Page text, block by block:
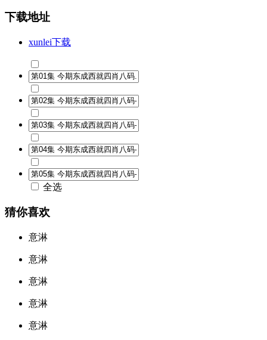
下载地址
xunlei下载
全选
猜你喜欢
意淋
意淋
意淋
意淋
意淋